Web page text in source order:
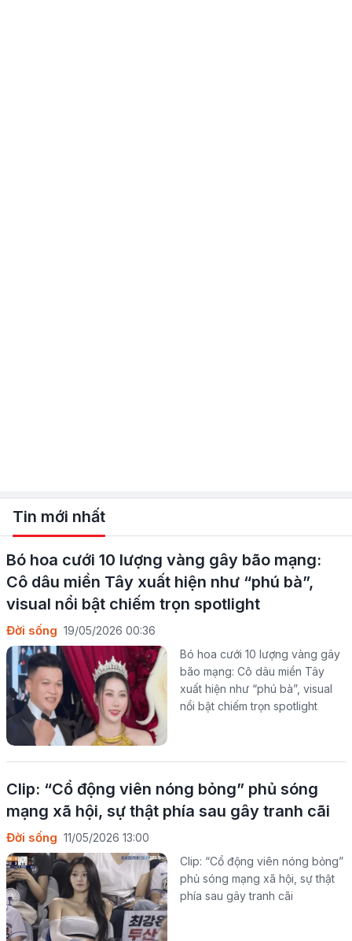
Tin mới nhất
Bó hoa cưới 10 lượng vàng gây bão mạng:
Cô dâu miền Tây xuất hiện như “phú bà”,
visual nổi bật chiếm trọn spotlight
Đời sống 19/05/2026 00:36
Bó hoa cưới 10 lượng vàng gây
bão mạng: Cô dâu miền Tây
xuất hiện như “phú bà”, visual
nổi bật chiếm trọn spotlight
Clip: “Cổ động viên nóng bỏng” phủ sóng
mạng xã hội, sự thật phía sau gây tranh cãi
Đời sống 11/05/2026 13:00
Clip: “Cổ động viên nóng bỏng”
phủ sóng mạng xã hội, sự thật
phía sau gây tranh cãi